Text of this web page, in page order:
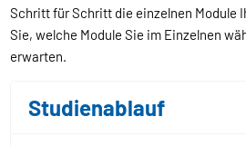
Schritt für Schritt die einzelnen Module
Sie, welche Module Sie im Einzelnen
erwarten.
Studienablauf